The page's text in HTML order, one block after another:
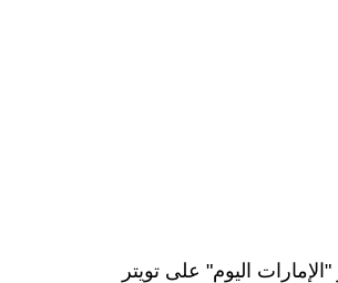
"الإمارات اليوم" على تويتر